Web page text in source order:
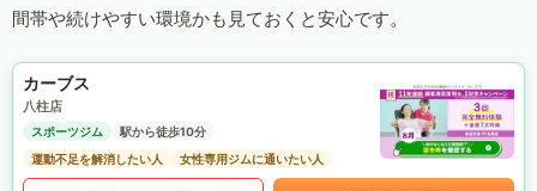
間帯や続けやすい環境かも見ておくと安心です。
カーブス
八柱店
スポーツジム
駅から徒歩10分
運動不足を解消したい人
女性専用ジムに通いたい人